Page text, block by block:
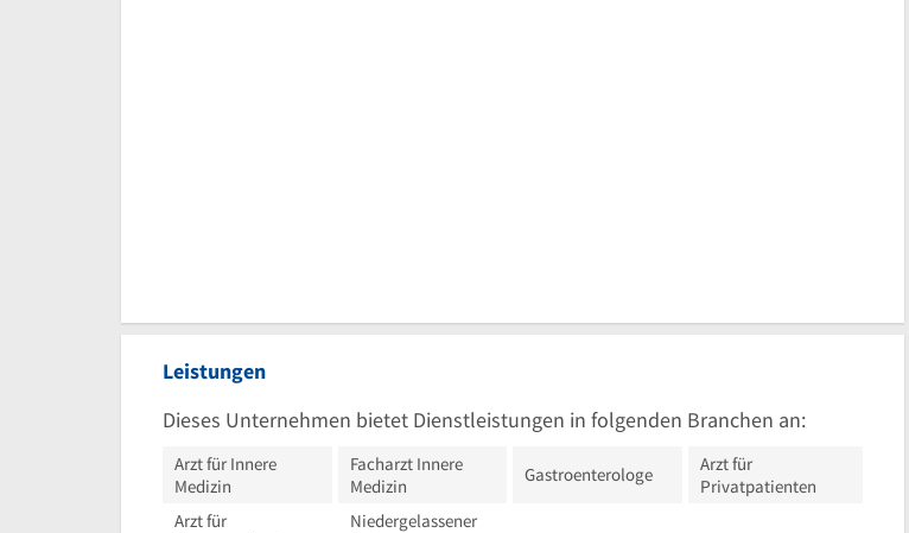
Leistungen
Dieses Unternehmen bietet Dienstleistungen in folgenden Branchen an:
Arzt für Innere
Medizin
Facharzt Innere
Medizin
Gastroenterologe
Arzt für
Privatpatienten
Arzt für
Niedergelassener